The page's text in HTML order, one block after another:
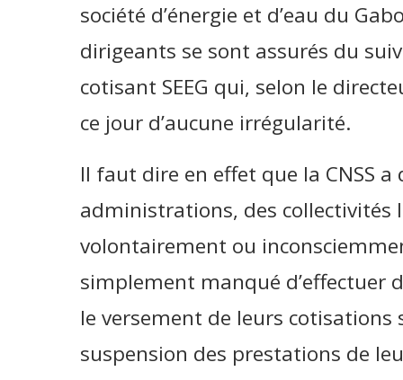
société d’énergie et d’eau du
dirigeants se sont assurés du
cotisant SEEG qui, selon le
ce jour d’aucune irrégularité.
Il faut dire en effet que la CNSS
administrations, des collectivités
volontairement ou
simplement manqué d’effectuer
le versement de leurs
suspension des prestations de